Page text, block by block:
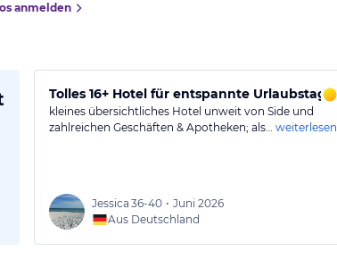
anmelden
Tolles 16+ Hotel für entspannte Urlaubstage
kleines übersichtliches Hotel unweit von Side und
zahlreichen Geschäften & Apotheken; als… weiterlesen
Jessica 36-40 • Juni 2026
Aus Deutschland